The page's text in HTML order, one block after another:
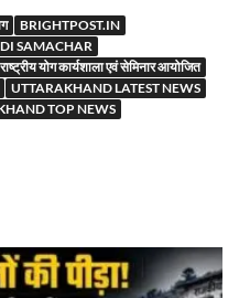
k
e
dI
n
e
gr
a
m
se
n
g
er
e
BRIGHTPOST.IN
SAMACHAR
योग कार्यशाला एवं सेमिनार आयोजित
UTTARAKHAND LATEST NEWS
TOP NEWS